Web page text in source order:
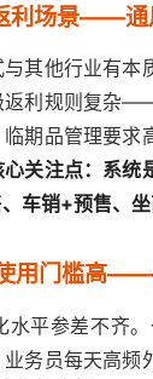
利场景——
其他行业有
返利规则复杂
临期品管理要
心关注点：系统
车销+预售、
用门槛高
水平参差不齐
务员每天高